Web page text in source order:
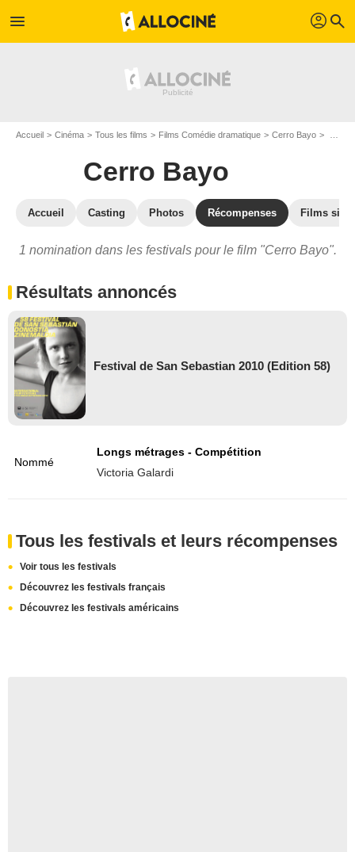
menu profil search
Accueil Cinéma Tous les films Films Comédie dramatique Cerro Bayo
Cerro Bayo
Accueil Casting Photos Récompenses Films
1 nomination dans les festivals pour le film "Cerro Bayo".
Résultats annoncés
Festival de San Sebastian 2010 (Edition 58)
Nommé
Longs métrages - Compétition
Victoria Galardi
Tous les festivals et leurs récompenses
Voir tous les festivals
Découvrez les festivals français
Découvrez les festivals américains